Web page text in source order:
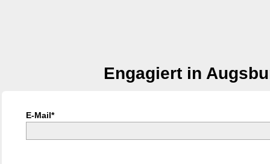
Engagiert in
E-Mail*